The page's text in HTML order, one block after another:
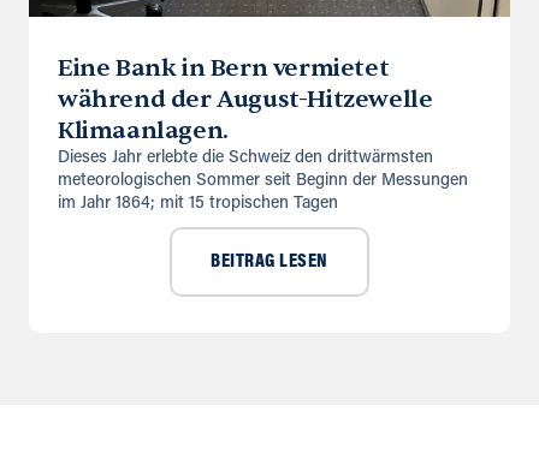
Eine Bank in Bern vermietet
während der August-Hitzewelle
Klimaanlagen.
Dieses Jahr erlebte die Schweiz den drittwärmsten
meteorologischen Sommer seit Beginn der Messungen
im Jahr 1864; mit 15 tropischen Tagen
BEITRAG LESEN